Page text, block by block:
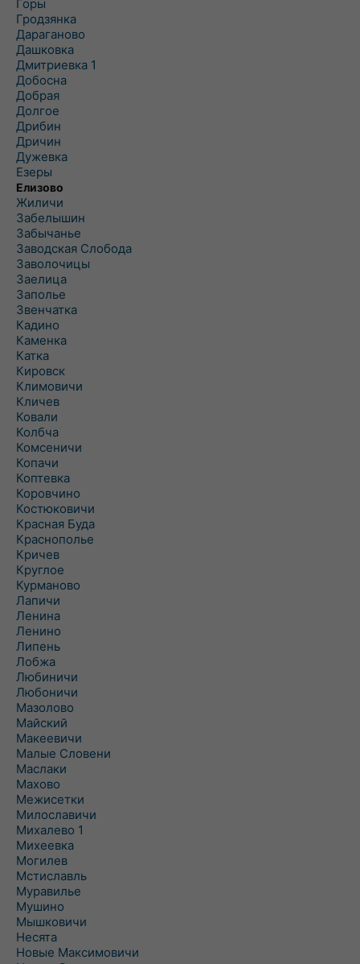
Горы
Гродзянка
Дараганово
Дашковка
Дмитриевка 1
Добосна
Добрая
Долгое
Дрибин
Дричин
Дужевка
Езеры
Елизово
Жиличи
Забелышин
Забычанье
Заводская Слобода
Заволочицы
Заелица
Заполье
Звенчатка
Кадино
Каменка
Катка
Кировск
Климовичи
Кличев
Ковали
Колбча
Комсеничи
Копачи
Коптевка
Коровчино
Костюковичи
Красная Буда
Краснополье
Кричев
Круглое
Курманово
Лапичи
Ленина
Ленино
Липень
Лобжа
Любиничи
Любоничи
Мазолово
Майский
Макеевичи
Малые Словени
Маслаки
Махово
Межисетки
Милославичи
Михалево 1
Михеевка
Могилев
Мстиславль
Муравилье
Мушино
Мышковичи
Несята
Новые Максимовичи